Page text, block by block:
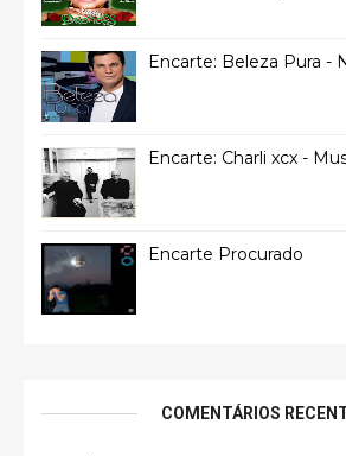
Encarte: Beleza Pura -
Encarte: Charli xcx -
Encarte Procurado
COMENTÁRIOS